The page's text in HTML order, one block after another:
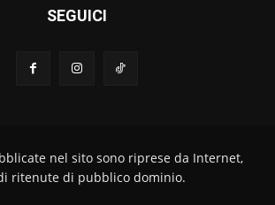
SEGUICI
nel sito sono riprese da Internet,
ritenute di pubblico dominio.